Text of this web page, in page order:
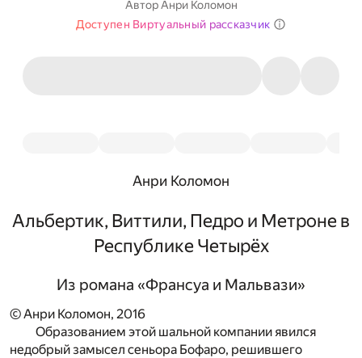
Автор Анри Коломон
Доступен Виртуальный рассказчик
Анри Коломон
Альбертик, Виттили, Педро и Метроне в
Республике Четырёх
Из романа «Франсуа и Мальвази»
© Анри Коломон, 2016
Образованием этой шальной компании явился
недобрый замысел сеньора Бофаро, решившего